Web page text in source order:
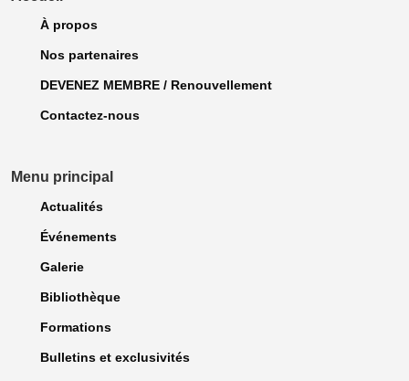
À propos
Nos partenaires
DEVENEZ MEMBRE / Renouvellement
Contactez-nous
Menu principal
Actualités
Événements
Galerie
Bibliothèque
Formations
Bulletins et exclusivités